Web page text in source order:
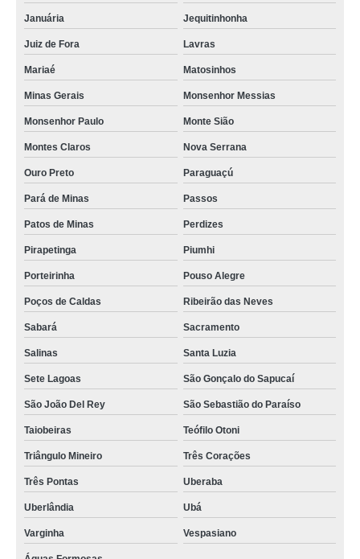
Januária Jequitinhonha
Juiz de Fora Lavras
Mariaé Matosinhos
Minas Gerais Monsenhor Messias
Monsenhor Paulo Monte Sião
Montes Claros Nova Serrana
Ouro Preto Paraguaçú
Pará de Minas Passos
Patos de Minas Perdizes
Pirapetinga Piumhi
Porteirinha Pouso Alegre
Poços de Caldas Ribeirão das Neves
Sabará Sacramento
Salinas Santa Luzia
Sete Lagoas São Gonçalo do Sapucaí
São João Del Rey São Sebastião do Paraíso
Taiobeiras Teófilo Otoni
Triângulo Mineiro Três Corações
Três Pontas Uberaba
Uberlândia Ubá
Varginha Vespasiano